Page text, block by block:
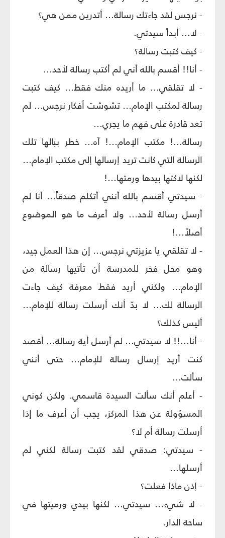
- نرجس لقد جاءتك رسالة... أتدرين ممن هي؟
- لا... أبداً سيدتي.
- كيف كتبت رسالة؟
- أنا!! أقسم بالله أني لم أكتب رسالة لأحد...
- لا تقلقي... ما أريده منك فقط... كيف كتبت
رسالة لمكتب الإمام... تشوشت أفكار نرجس... لم
تعد قادرة على فهم ما يجري...
رسالة...! مكتب الإمام...! آه... خطر ببالها تلك
الرسالة التي كانت تريد إرسالها إلى مكتب الإمام...
لكنها لاكتها بيدها ورمتها...!
- سيدتي أقسم بالله أنني أتكلم صدقاً... أنا لم
أرسل رسالة لأحد... ولا أعرف ما هو الموضوع
أصلاً...!
- لا تقلقي يا عزيزتي نرجس... إن هذا العمل جيد،
وهو محل فخر للمدرسة أن تأتيها رسالة من
الإمام... ولكني أريد فقط معرفة كيف جاءت
الرسالة لك... لا بدّ أنك أرسلت رسالة للإمام...
أليس كذلك؟
- أنا...!! لا سيدتي... لم أرسل أية رسالة... أقصد
كنت أريد إرسال رسالة للإمام... حتى أنني
سألت...
- أعلم أنك سألت السيدة قاسمي. ولكن كوني
المسؤولة عن هذا المركز، يجب أن أعرف ما إذا
أرسلت رسالة أم لا؟
- سيدتي: صدقي لقد كتبت رسالة لكني لم
أرسلها...
- إذن ماذا فعلت؟
- لا شيء... سيدتي... لكنها بيدي ورميتها في
ساحة الدار.